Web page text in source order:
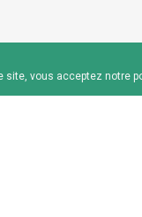
site, vous acceptez notre